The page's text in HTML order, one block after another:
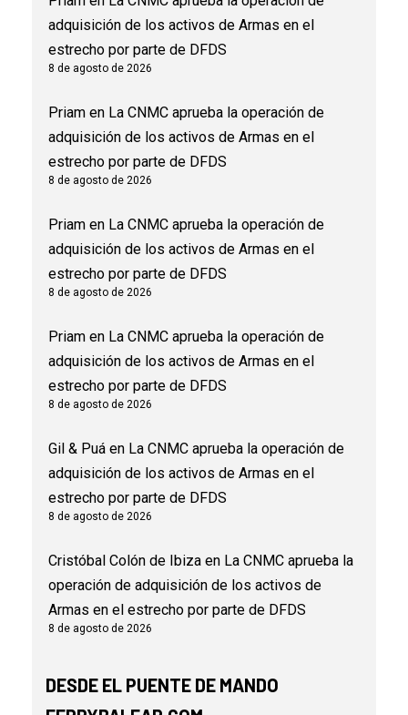
adquisición de los activos de Armas en el
estrecho por parte de DFDS
8 de agosto de 2026
Priam en La CNMC aprueba la operación de
adquisición de los activos de Armas en el
estrecho por parte de DFDS
8 de agosto de 2026
Priam en La CNMC aprueba la operación de
adquisición de los activos de Armas en el
estrecho por parte de DFDS
8 de agosto de 2026
Priam en La CNMC aprueba la operación de
adquisición de los activos de Armas en el
estrecho por parte de DFDS
8 de agosto de 2026
Gil & Puá en La CNMC aprueba la operación de
adquisición de los activos de Armas en el
estrecho por parte de DFDS
8 de agosto de 2026
Cristóbal Colón de Ibiza en La CNMC aprueba la
operación de adquisición de los activos de
Armas en el estrecho por parte de DFDS
8 de agosto de 2026
DESDE EL PUENTE DE MANDO